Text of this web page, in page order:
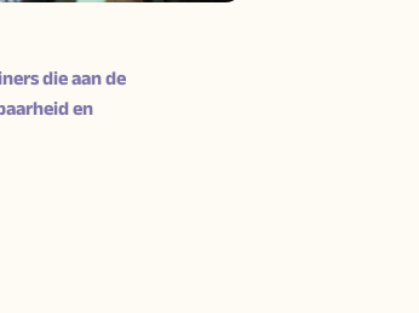
die aan de
en